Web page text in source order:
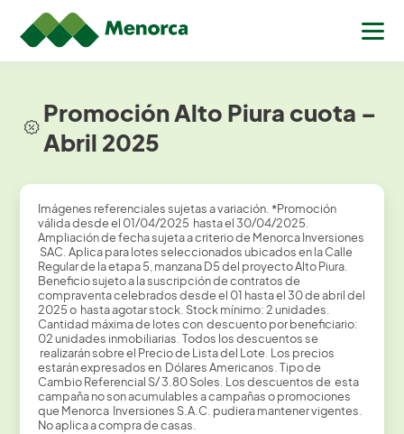
Promoción Alto Piura cuota –
Abril 2025
Imágenes referenciales sujetas a variación. *Promoción
válida desde el 01/04/2025 hasta el 30/04/2025.
Ampliación de fecha sujeta a criterio de Menorca Inversiones
SAC. Aplica para lotes seleccionados ubicados en la Calle
Regular de la etapa 5, manzana D5 del proyecto Alto Piura.
Beneficio sujeto a la suscripción de contratos de
compraventa celebrados desde el 01 hasta el 30 de abril del
2025 o hasta agotar stock. Stock mínimo: 2 unidades.
Cantidad máxima de lotes con descuento por beneficiario:
02 unidades inmobiliarias. Todos los descuentos se
realizarán sobre el Precio de Lista del Lote. Los precios
estarán expresados en Dólares Americanos. Tipo de
Cambio Referencial S/ 3.80 Soles. Los descuentos de esta
campaña no son acumulables a campañas o promociones
que Menorca Inversiones S.A.C. pudiera mantener vigentes.
No aplica a compra de casas.